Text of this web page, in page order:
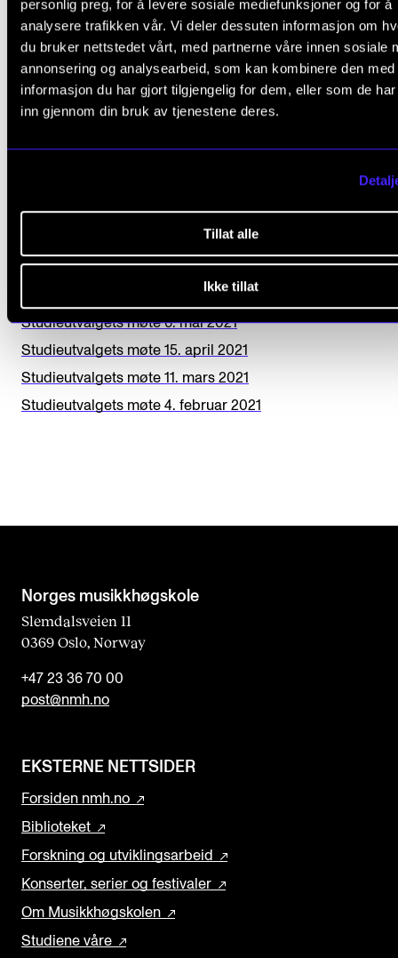
personlig preg, for å levere sosiale mediefunksjoner og for å
analysere trafikken vår. Vi deler dessuten informasjon om
du bruker nettstedet vårt, med partnerne våre innen sosiale
annonsering og analysearbeid, som kan kombinere den med
informasjon du har gjort tilgjengelig for dem, eller som de
inn gjennom din bruk av tjenestene deres.
Tillat alle
Ikke tillat
t
h
i
s
f
i
b
a
n
k
Studieutvalgets møte 13. september 2022
Studieutvalgets møte 20. juni 2022
Studieutvalgets møte 10. mai 2022
Studieutvalgets møte 5. april 2022
Studieutvalgets møte 16. november 2021
Studieutvalgets møte 11. oktober 2021
Studieutvalgets møte 10. september 2021
Studieutvalgets møte 15. juni 2021
Studieutvalgets møte 6. mai 2021
Studieutvalgets møte 15. april 2021
Studieutvalgets møte 11. mars 2021
Studieutvalgets møte 4. februar 2021
Norges musikk­høgskole
Slemdalsveien 11
0369 Oslo, Norway
+47 23 36 70 00
post@nmh.no
EKSTERNE NETTSIDER
Forsiden nmh.no
Biblioteket
Forskning og utviklingsarbeid
Konserter, serier og festivaler
Om Musikkhøgskolen
Studiene våre